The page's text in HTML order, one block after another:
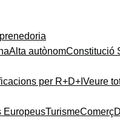
Alta autònomConstitució
per R+D+I Veure
EuropeusTurismeComerç